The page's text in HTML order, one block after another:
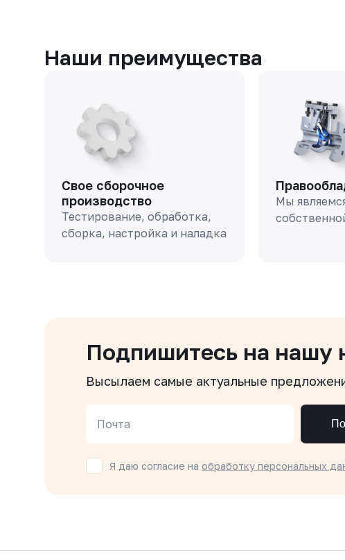
Наши преимущества
Свое сборочное
производство
Тестирование, обработка,
сборка, настройка и наладка
Мы
Подпишитесь на нашу
Высылаем самые актуальные
Почта
Я даю согласие на обработку персональных